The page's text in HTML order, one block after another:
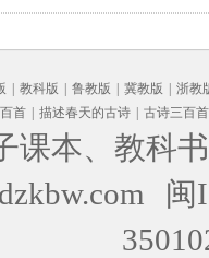
教科版 鲁教版 冀教版
浙教
首 描述春天的古诗 古诗三百首
课本、教科
闽